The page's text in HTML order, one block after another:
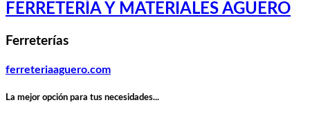
FERRETERÍA Y MATERIALES AGÜERO
Ferreterías
ferreteriaaguero.com
La mejor opción para tus necesidades...